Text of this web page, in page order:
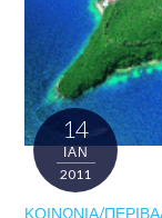
14
ΙΑΝ
2011
ΚΟΙΝΩΝΊΑ/